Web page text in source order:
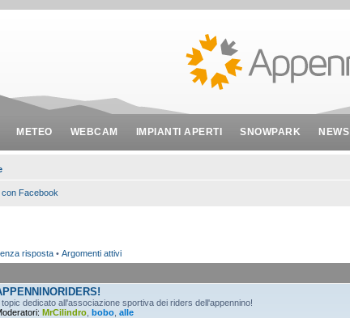
METEO WEBCAM IMPIANTI APERTI SNOWPARK NEWS
con Facebook
risposta • Argomenti attivi
topic dedicato all'associazione sportiva dei riders dell'appennino!
MrCilindro bobo alle